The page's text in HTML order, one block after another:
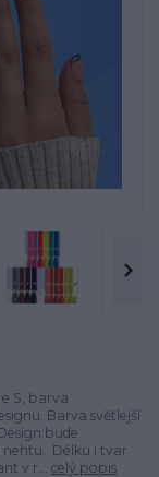
S, barva
Barva světlejší
bude
nehtu. Délku i tvar
v r... celý popis